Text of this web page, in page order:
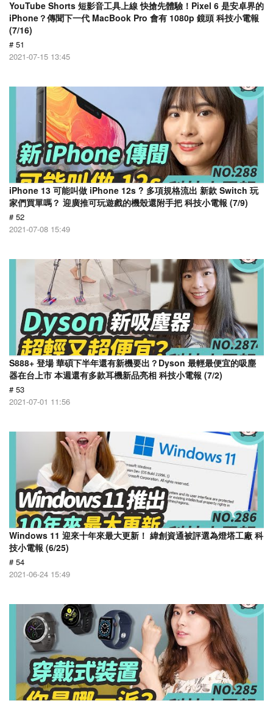
YouTube Shorts 短影音工具上線 快搶先體驗！Pixel 6 是安卓界的
iPhone？傳聞下一代 MacBook Pro 會有 1080p 鏡頭 科技小電報
(7/16)
# 51
2021-07-15 13:45
iPhone 13 可能叫做 iPhone 12s ? 多項規格流出 新款 Switch 玩
家們買單嗎？ 迎廣推可玩遊戲的機殼還附手把 科技小電報 (7/9)
# 52
2021-07-08 15:49
S888+ 登場 華碩下半年還有新機要出？Dyson 最輕最便宜的吸塵
器在台上市 本週還有多款耳機新品亮相 科技小電報 (7/2)
# 53
2021-07-01 11:56
Windows 11 迎來十年來最大更新！ 緯創資通被評選為燈塔工廠 科
技小電報 (6/25)
# 54
2021-06-24 15:49